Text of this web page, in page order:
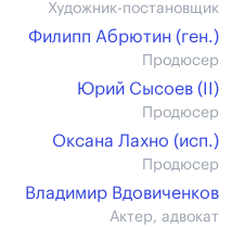
Художник-постановщик
Филипп Абрютин (ген.)
Продюсер
Юрий Сысоев (II)
Продюсер
Оксана Лахно (иcп.)
Продюсер
Владимир Вдовиченков
Актер, адвокат